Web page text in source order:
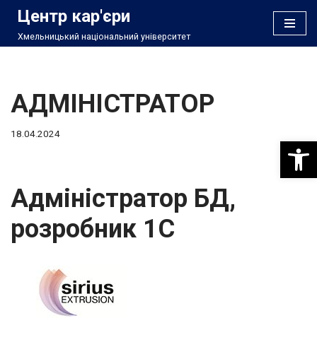
Перейти
Центр кар'єри
Хмельницький національний університет
АДМІНІСТРАТОР
18.04.2024
Адміністратор БД,
розробник 1С